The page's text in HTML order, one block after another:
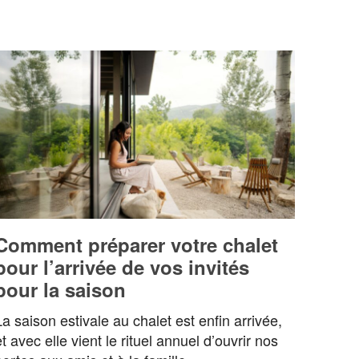
préparer votre chalet
l’arrivée de vos invités
la saison
saison estivale au chalet est enfin arrivée,
avec elle vient le rituel annuel d’ouvrir nos